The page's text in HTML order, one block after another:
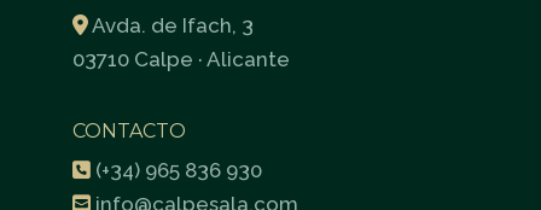
Avda. de Ifach, 3
03710 Calpe · Alicante
CONTACTO
(+34) 965 836 930
info@calpesala.com